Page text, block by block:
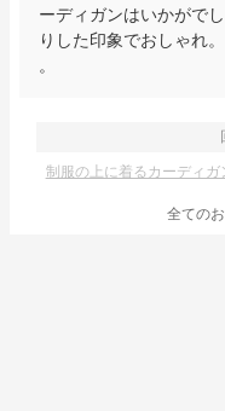
ーディガンはいかがで
りした印象でおしゃれ
。
制服の上に着るカーディ
全ての